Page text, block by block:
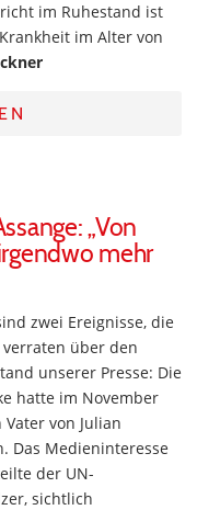
im Ruhestand ist
im Alter von
„Von
mehr
zwei Ereignisse, die
über den
unserer Presse: Die
hatte im November
Vater von Julian
Das Medieninteresse
der UN-
sichtlich